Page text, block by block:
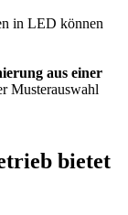
in LED können
aus einer
Musterauswahl
bietet